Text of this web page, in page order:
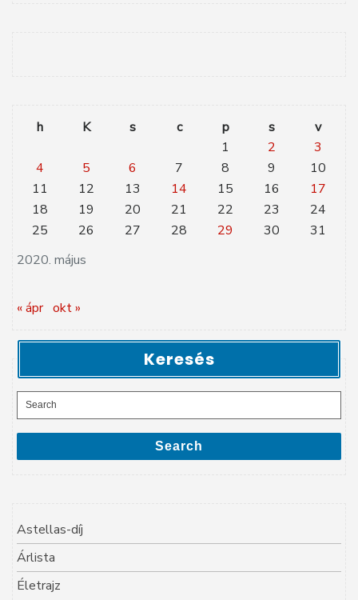
2020. május
h K s c p s
v
1
2
3
4
5 6 7 8 9
10
11
12 13 14 15 16
17
18
19 20 21 22 23
24
25
26 27 28 29 30 31
« ápr okt »
Keresés
Search
for:
Search
Astellas-díj
Árlista
Életrajz